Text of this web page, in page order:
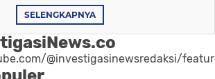
SELENGKAPNYA
@investigasinewsredaksi/